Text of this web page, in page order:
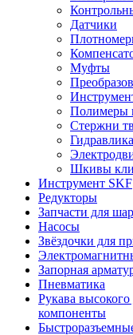
Датчики
Муфты
Полимеры
Стержни
Шкивы
Инструмент SKF
Редукторы
Запчасти для
Насосы
Звёздочки для
Запорная
Пневматика
Рукава
компоненты